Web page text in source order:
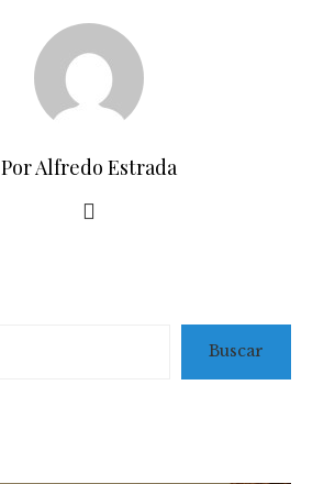
Por Alfredo Estrada
Buscar